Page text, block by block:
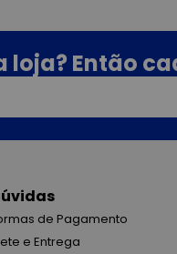
loja? Então
de Pagamento
e Entrega